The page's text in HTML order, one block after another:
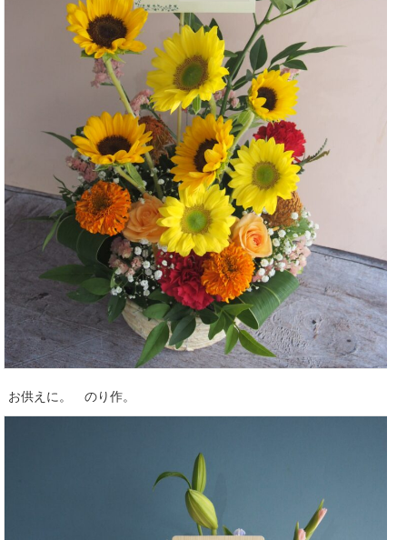
お供えに。 のり作。